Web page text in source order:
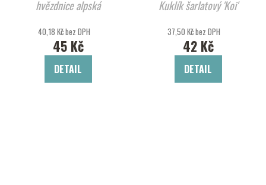
hvězdnice alpská
40,18 Kč bez DPH
45 Kč
DETAIL
Kuklík šarlatový 'Koi'
37,50 Kč bez DPH
42 Kč
DETAIL